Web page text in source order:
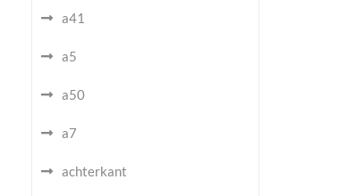
a41
a5
a50
a7
achterkant